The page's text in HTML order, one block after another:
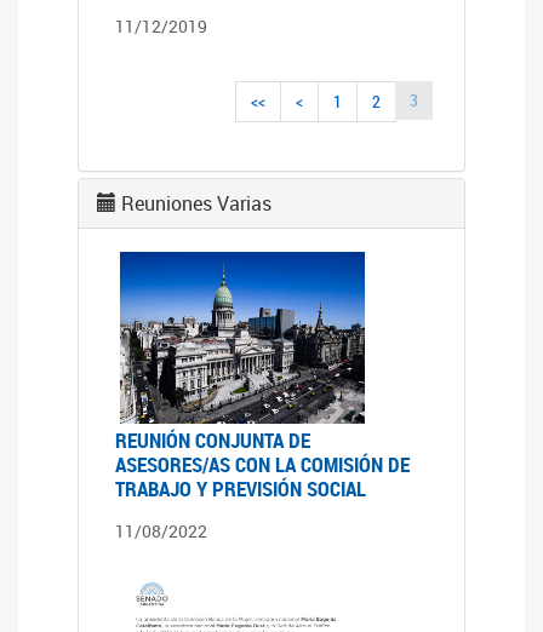
11/12/2019
<< < 1 2 3
Reuniones Varias
REUNIÓN CONJUNTA DE
ASESORES/AS CON LA COMISIÓN DE
TRABAJO Y PREVISIÓN SOCIAL
11/08/2022